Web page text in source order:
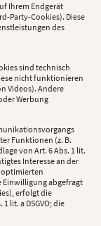
Ihrem Endgerät
Party-Cookies). Diese
des
sind technisch
nicht funktionieren
Videos). Andere
Werbung
Funktionen (z. B.
von Art. 6 Abs. 1 lit.
Interesse an der
optimierten
Einwilligung abgefragt
erfolgt die
lit. a DSGVO; die